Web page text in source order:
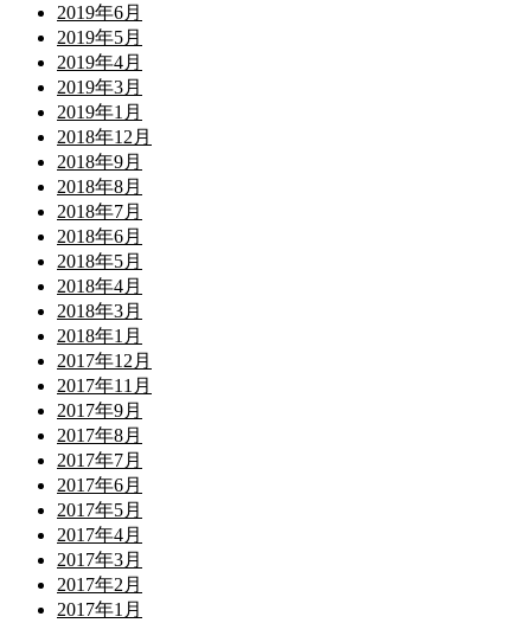
2019年6月
2019年5月
2019年4月
2019年3月
2019年1月
2018年12月
2018年9月
2018年8月
2018年7月
2018年6月
2018年5月
2018年4月
2018年3月
2018年1月
2017年12月
2017年11月
2017年9月
2017年8月
2017年7月
2017年6月
2017年5月
2017年4月
2017年3月
2017年2月
2017年1月